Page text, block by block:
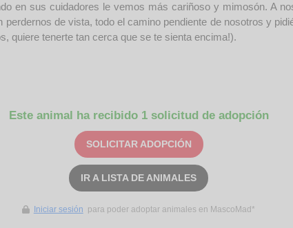
en sus cuidadores le vemos más cariñoso y mimosón. A
de vista, todo el camino pendiente de nosotros y
quiere tenerte tan cerca que se te sienta encima!).
Este animal ha recibido 1 solicitud de adopción
SOLICITAR ADOPCIÓN
IR A LISTA DE ANIMALES
Iniciar sesión para poder adoptar animales en MascoMad*